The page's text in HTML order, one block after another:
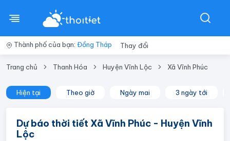
Thành phố của bạn: Đồng Tháp Thay đổi
Trang chủ Thanh Hóa Huyện Vĩnh Lộc Xã Vĩnh Phúc
Hiện tại Theo giờ Ngày mai 3 ngày tới
Dự báo thời tiết Xã Vĩnh Phúc - Huyện Vĩnh
Lộc